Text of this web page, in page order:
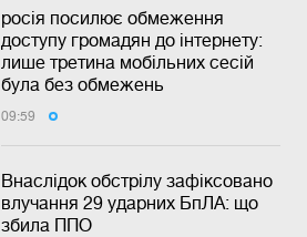
росія посилює обмеження
доступу громадян до інтернету:
лише третина мобільних сесій
була без обмежень
09:59
Внаслідок обстрілу зафіксовано
влучання 29 ударних БпЛА: що
збила ППО